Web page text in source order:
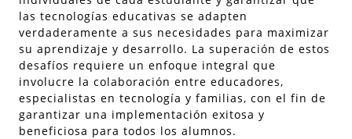
las tecnologías educativas se adapten
verdaderamente a sus necesidades para maximizar
su aprendizaje y desarrollo. La superación de estos
desafíos requiere un enfoque integral que
involucre la colaboración entre educadores,
especialistas en tecnología y familias, con el fin de
garantizar una implementación exitosa y
beneficiosa para todos los alumnos.